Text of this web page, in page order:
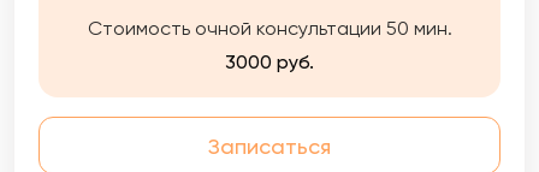
развитие в профессиональной сфере,
регулярных супервизий, участие в
конференциях, обучающих программах и
семинарах.
Стоимость очной консультации 50 мин.
3000 руб.
Записаться